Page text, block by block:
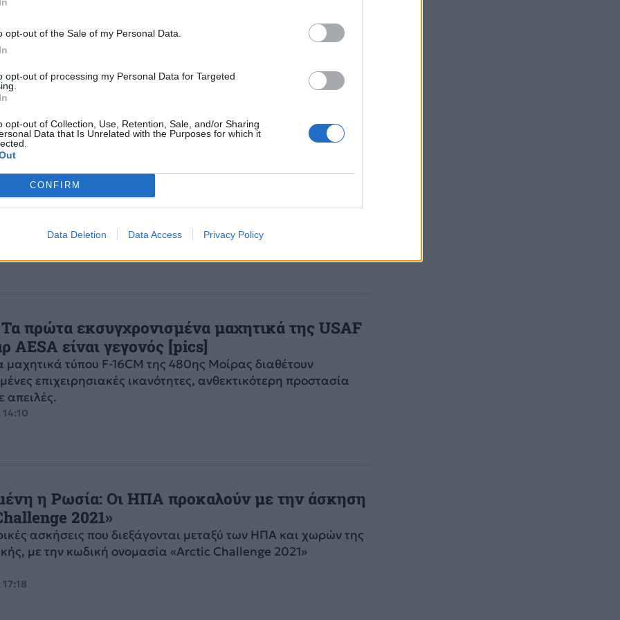
opt-out of the Sale of my Personal Data.
opt-out of processing my Personal Data for Targeted
opt-out of Collection, Use, Retention, Sale, and/or Sharing
Data that Is Unrelated with the Purposes for which it
CONFIRM
Data Deletion Data Access Privacy Policy
ανακοίνωση που εξέδωσε σήμερα το ΓΕΕΘΑ, το Σάββατο 12
2022 μεταστάθμευσαν στην Αεροπορική Βάση Λάρισας 8 UAV...
η συνεκπαίδευση ελληνικών F-16
C-130J [pics]
πραγματοποιήθηκε από τις 30 Οκτωβρίου ως τις 6
στο πλαίσιο της στρατιωτικής συνεργασίας Ελλάδας και ΗΠΑ,
πρώτα εκσυγχρονισμένα μαχητικά της USAF
AESA είναι γεγονός [pics]
μαχητικά τύπου F-16CM της 480ης Μοίρας διαθέτουν
επιχειρησιακές ικανότητες, ανθεκτικότερη προστασία
απειλές.
η Ρωσία: Οι ΗΠΑ προκαλούν με την άσκηση
2021»
ασκήσεις που διεξάγονται μεταξύ των ΗΠΑ και χωρών της
με την κωδική ονομασία «Arctic Challenge 2021»